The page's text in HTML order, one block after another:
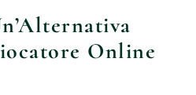
Online